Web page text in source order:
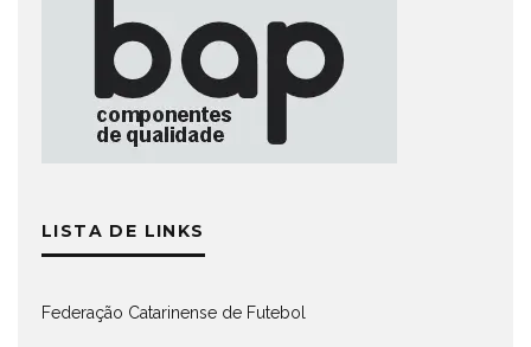
LISTA DE LINKS
Federação Catarinense de Futebol